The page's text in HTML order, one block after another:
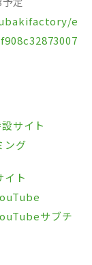
e
サイト
ング
ト
サブチ